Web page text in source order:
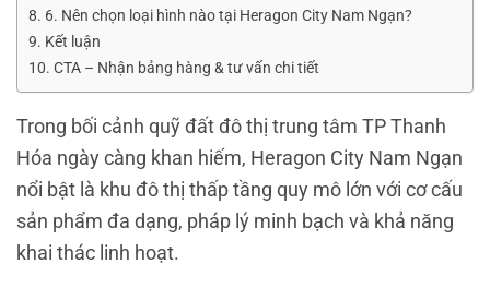
6. Nên chọn loại hình nào tại Heragon City Nam Ngạn?
Kết luận
CTA – Nhận bảng hàng & tư vấn chi tiết
Trong bối cảnh quỹ đất đô thị trung tâm TP Thanh
Hóa ngày càng khan hiếm, Heragon City Nam Ngạn
nổi bật là khu đô thị thấp tầng quy mô lớn với cơ cấu
sản phẩm đa dạng, pháp lý minh bạch và khả năng
khai thác linh hoạt.